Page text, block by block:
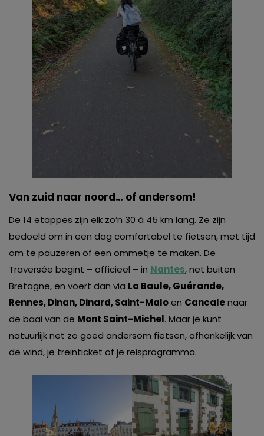
Van zuid naar noord… of andersom!
De 14 etappes zijn elk zo’n 30 à 45 km lang. Ze zijn
bedoeld om in een dag comfortabel te fietsen, met tijd
om te pauzeren of een ommetje te maken. De
Traversée begint – officieel – in Nantes, net buiten
Bretagne, en voert dan via La Baule, Guérande,
Rennes, Dinan, Dinard, Saint-Maloen Cancalenaar
de baai van de Mont Saint-Michel. Maar je kunt
natuurlijk net zo goed andersom fietsen, afhankelijk van
de wind, je treinticket of je reisprogramma.